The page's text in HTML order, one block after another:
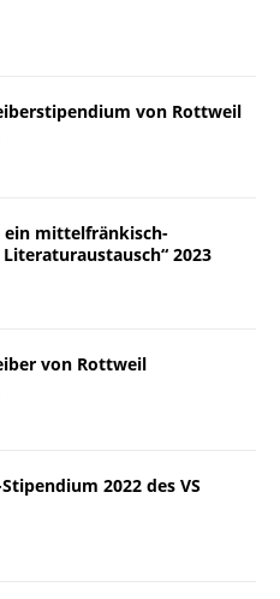
von Rottweil
ein mittelfränkisch-
2023
von Rottweil
Stipendium 2022 des VS